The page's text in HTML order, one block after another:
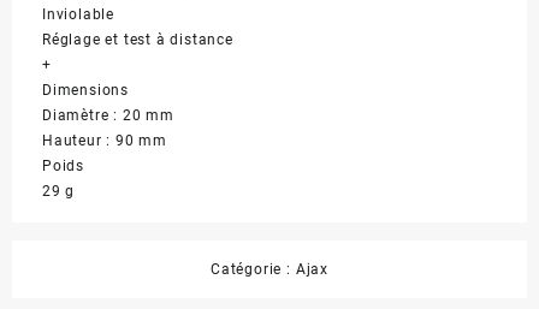
Inviolable
Réglage et test à distance
+
Dimensions
Diamètre : 20 mm
Hauteur : 90 mm
Poids
29 g
Catégorie : Ajax